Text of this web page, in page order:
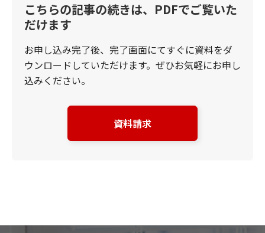
こちらの記事の続きは、PDFでご覧いた
だけます
お申し込み完了後、完了画面にてすぐに資料をダ
ウンロードしていただけます。ぜひお気軽にお申し
込みください。
資料請求